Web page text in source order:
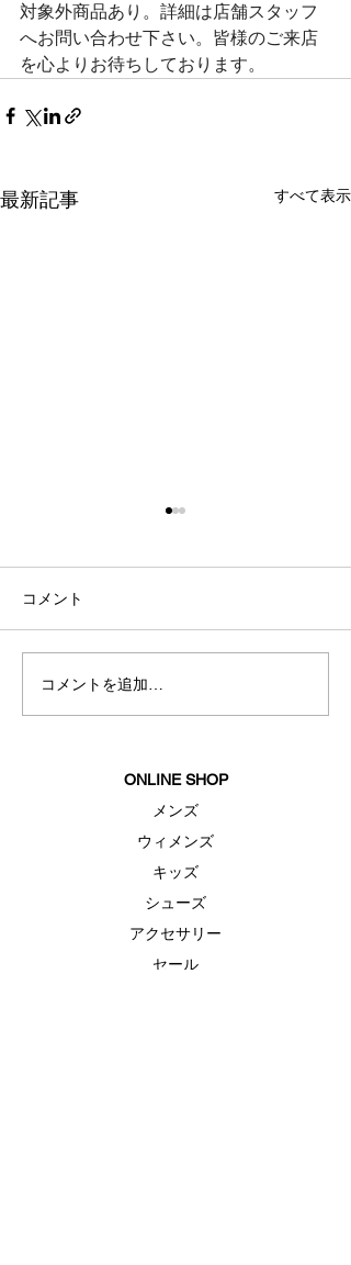
対象外商品あり。詳細は店舗スタッフ
へお問い合わせ下さい。皆様のご来店
を心よりお待ちしております。
最新記事 すべて表示
秋冬新商品入荷
コメント
コメントを追加…
ONLINE SHOP
メンズ
ウィメンズ
キッズ
シューズ
アクセサリー
セール